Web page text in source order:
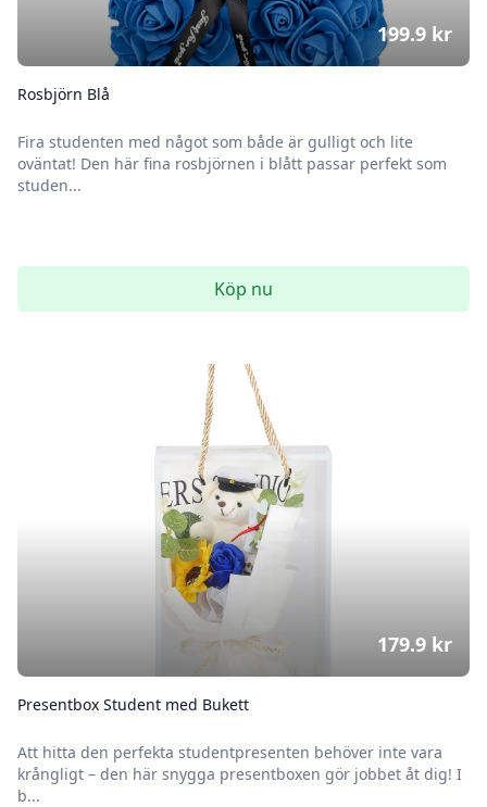
Rosbjörn Blå
Fira studenten med något som både är gulligt och lite
oväntat! Den här fina rosbjörnen i blått passar perfekt som
studen...
199.9 kr
Köp nu
Presentbox Student med Bukett
Att hitta den perfekta studentpresenten behöver inte vara
krångligt – den här snygga presentboxen gör jobbet åt dig! I
b...
179.9 kr